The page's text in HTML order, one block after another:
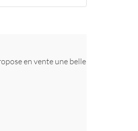
en vente une belle